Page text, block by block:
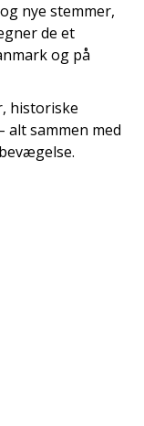
nye stemmer,
de et
og på
historiske
alt sammen med